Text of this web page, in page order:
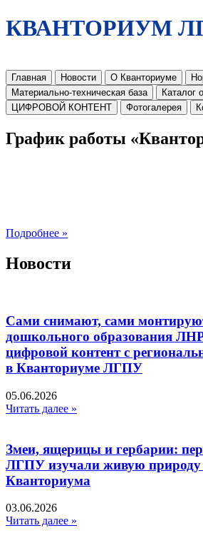
КВАНТОРИУМ
Главная Новости О Кванториуме
Материально-техническая база
Каталог
ЦИФРОВОЙ КОНТЕНТ
Фотогалерея
График работы
Подробнее »
Новости
Сами снимают, сами
дошкольного образования
цифровой контент с
в Кванториуме ЛГПУ​
05.06.2026
Читать далее »
Змеи, ящерицы и гербарии:
ЛГПУ изучали живую природу
Кванториума
03.06.2026
Читать далее »